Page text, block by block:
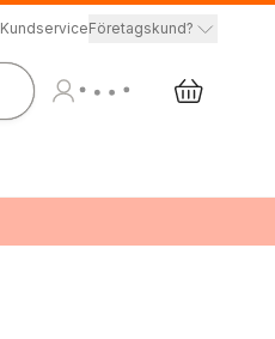
KundserviceFöretagskund?